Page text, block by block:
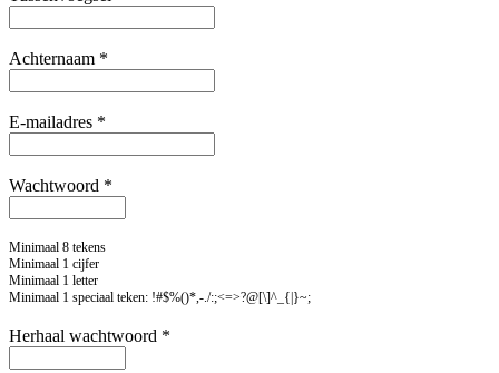
Achternaam *
E-mailadres *
Wachtwoord *
Minimaal 8 tekens
Minimaal 1 cijfer
Minimaal 1 letter
Minimaal 1 speciaal teken: !#$%()*,-./:;<=>?@[\]^_{|}~;
Herhaal wachtwoord *